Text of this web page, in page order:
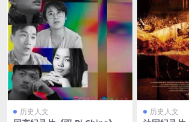
历史人文 历史人文